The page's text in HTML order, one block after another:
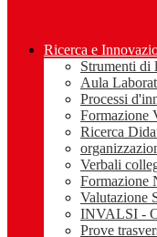
Ricerca e
Strumenti di
Aula
Processi
Formazione
Ricerca
Verbali
Formazione
Valutazione
INVALSI -
Prove